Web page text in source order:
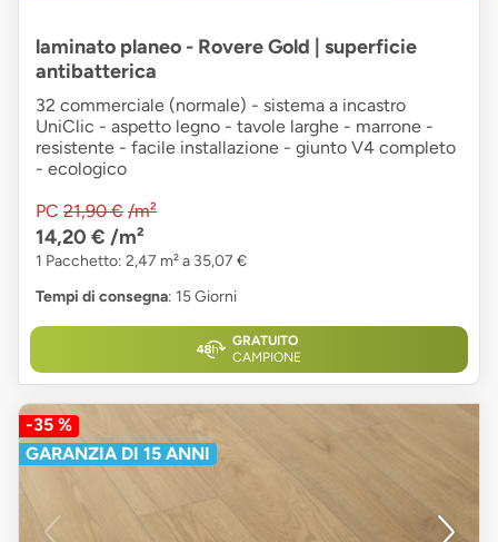
laminato planeo - Rovere Gold | superficie
antibatterica
32 commerciale (normale) - sistema a incastro
UniClic - aspetto legno - tavole larghe - marrone -
resistente - facile installazione - giunto V4 completo
- ecologico
PC 21,90 € /m²
14,20 € /m²
1 Pacchetto: 2,47 m² a 35,07 €
Tempi di consegna: 15 Giorni
GRATUITO
CAMPIONE
-35 %
GARANZIA DI 15 ANNI